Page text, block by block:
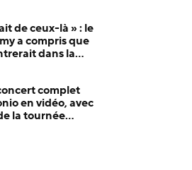
de ceux-là » : le
a compris que
dans la
complet
en vidéo, avec
la tournée